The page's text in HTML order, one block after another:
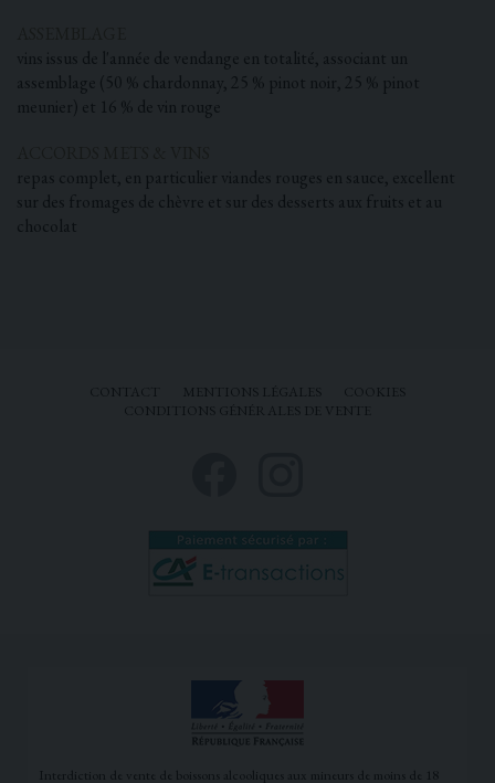
vins issus de l'année de vendange en totalité, associant un
assemblage (50 % chardonnay, 25 % pinot noir, 25 % pinot
meunier) et 16 % de vin rouge
repas complet, en particulier viandes rouges en sauce, excellent
sur des fromages de chèvre et sur des desserts aux fruits et au
chocolat
CONTACT MENTIONS LÉGALES
COOKIES
CONDITIONS GÉNÉRALES DE VENTE
Interdiction de vente de boissons alcooliques aux mineurs de moins de 18